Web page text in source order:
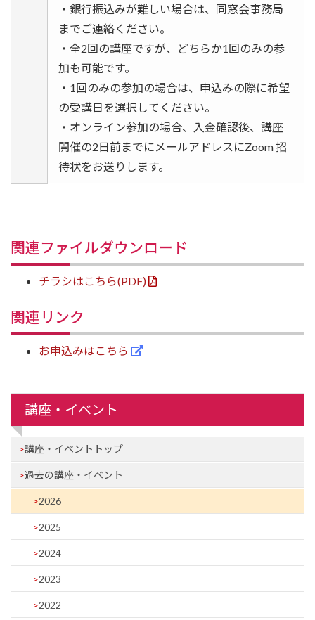
・銀行振込みが難しい場合は、同窓会事務局
までご連絡ください。
・全2回の講座ですが、どちらか1回のみの参
加も可能です。
・1回のみの参加の場合は、申込みの際に希望
の受講日を選択してください。
・オンライン参加の場合、入金確認後、講座
開催の2日前までにメールアドレスにZoom 招
待状をお送りします。
関連ファイルダウンロード
チラシはこちら(PDF)
関連リンク
お申込みはこちら
講座・イベント
講座・イベントトップ
過去の講座・イベント
2026
2025
2024
2023
2022